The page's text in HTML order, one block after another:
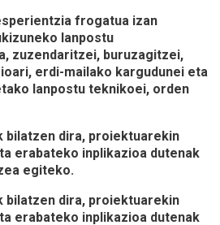
frogatua izan
lanpostu
zuzendaritzei, buruzagitzei,
erdi-mailako kargudunei eta
lanpostu teknikoei, orden
bilatzen dira, proiektuarekin
erabateko inplikazioa dutenak
egiteko.
bilatzen dira, proiektuarekin
erabateko inplikazioa dutenak